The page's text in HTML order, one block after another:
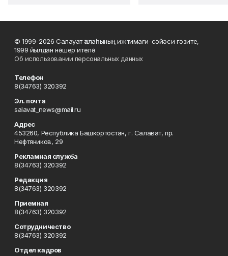
© 1999-2026 Салауат ҡалаһының ижтимағи-сәйәси гәзите,
1999 йылдан нәшер ителә
Об использовании персональных данных
Телефон
8(34763) 320392
Эл. почта
salavat_news@mail.ru
Адрес
453260, Республика Башкортостан, г. Салават, пр.
Нефтяников, 29
Рекламная служба
8(34763) 320392
Редакция
8(34763) 320392
Приемная
8(34763) 320392
Сотрудничество
8(34763) 320392
Отдел кадров